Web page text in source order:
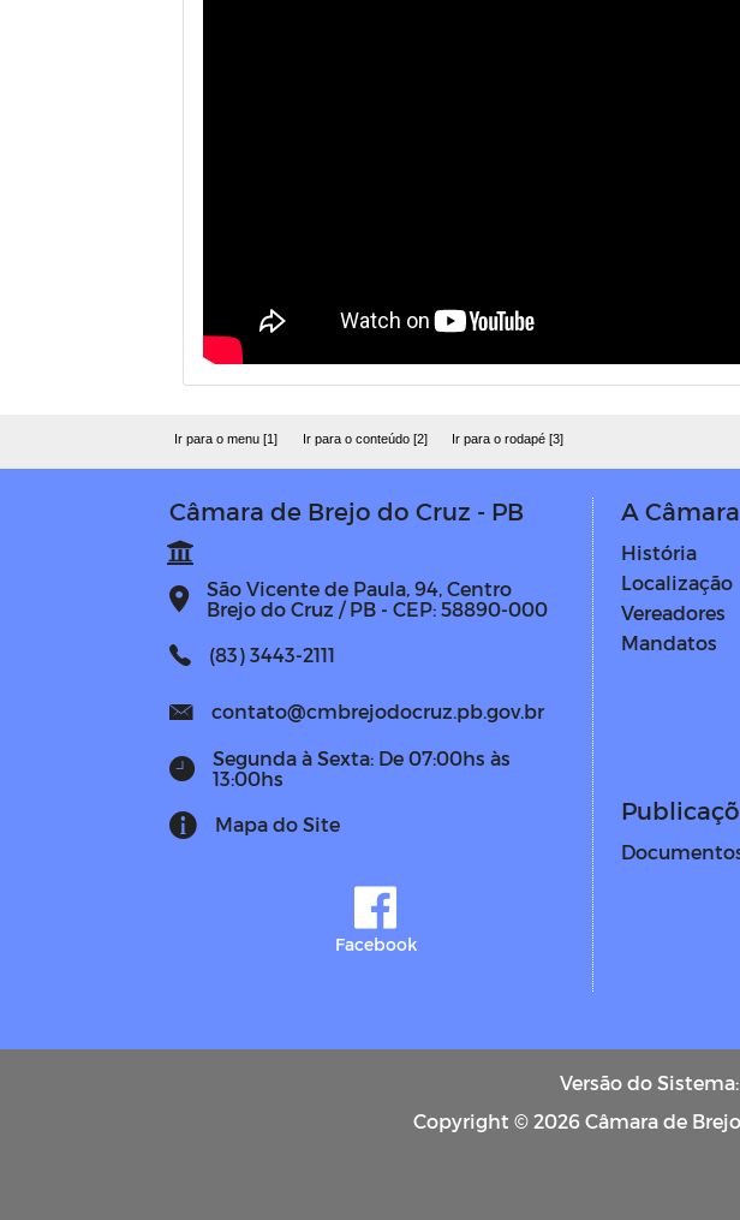
Ir para o menu [1] Ir para o conteúdo [2] Ir para o rodapé [3]
Câmara de Brejo do Cruz - PB
São Vicente de Paula, 94, Centro
Brejo do Cruz / PB - CEP: 58890-000
(83) 3443-2111
contato@cmbrejodocruz.pb.gov.br
Segunda à Sexta: De 07:00hs às
13:00hs
Mapa do Site
Facebook
A Câmara
História
Localização
Vereadores
Mandatos
Versão do
Copyright © 2026 Câmara de